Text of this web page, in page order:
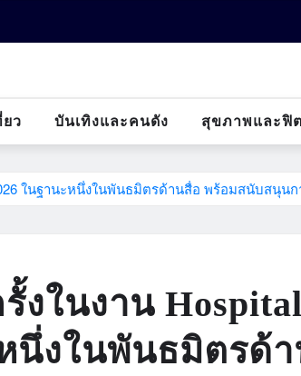
ว บันเทิงและคนดัง สุขภาพและฟิ
ในฐานะหนึ่งในพันธมิตรด้านสื่อ พร้อมสนับสนุ
งในงาน
นึ่งในพันธมิตรด้